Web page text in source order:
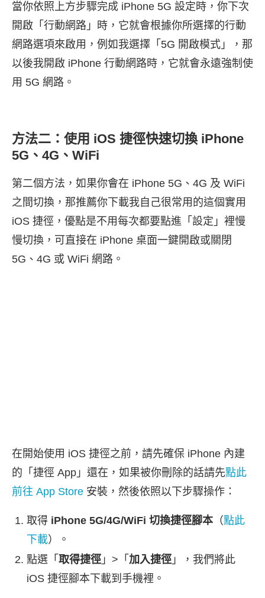
當你依照上方步驟完成 iPhone 5G 設定時，你下次
開啟「行動網路」時，它就會根據你所選擇的行動
網路選項來啟用，例如我選擇「5G 開啟模式」，那
以後我開啟 iPhone 行動網路時，它就會永遠強制使
用 5G 網路。
方法二：使用 iOS 捷徑快速切換 iPhone
5G、4G、WiFi
第二個方法，如果你會在 iPhone 5G、4G 及 WiFi
之間切換，那推薦你下載我自己很常用的這個實用
iOS 捷徑，優點是不用每次都要點進「設定」裡慢
慢切換，可直接在 iPhone 桌面一鍵開啟或關閉
5G、4G 或 WiFi 網路。
在開始使用 iOS 捷徑之前，請先確保 iPhone 內建
的「捷徑 App」還在，如果被你刪除的話請先點此
前往 App Store 安裝，然後依照以下步驟操作：
取得 iPhone 5G/4G/WiFi 切換捷徑腳本 （點此
下載）。
點選「 取得捷徑 」>「 加入捷徑 」，我們將此
iOS 捷徑腳本下載到手機裡。